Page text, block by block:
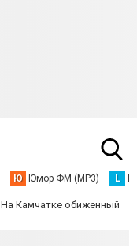
Ю Юмор ФМ (MP3) L
На Камчатке обиженный